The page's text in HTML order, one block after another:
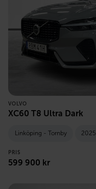
VOLVO
XC60 T8 Ultra Dark
Linköping - Tornby 2025
PRIS
599 900 kr